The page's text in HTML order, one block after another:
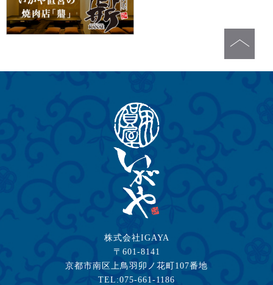
株式会社IGAYA
〒601-8141
京都市南区上鳥羽卯ノ花町107番地
TEL:075-661-1186